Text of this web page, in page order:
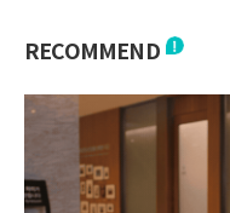
RECOMMEND